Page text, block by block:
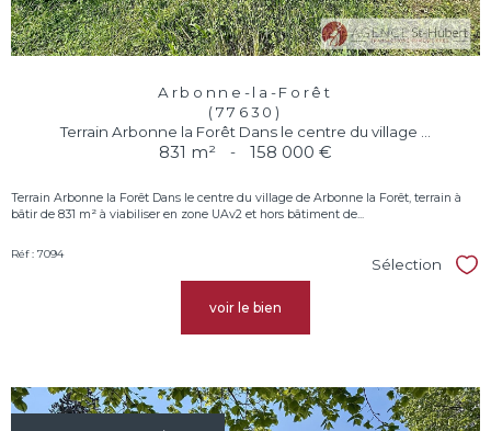
Arbonne-la-Forêt
(77630)
Terrain Arbonne la Forêt Dans le centre du village ...
831 m² - 158 000 €
Terrain Arbonne la Forêt Dans le centre du village de Arbonne la Forêt, terrain à
bâtir de 831 m² à viabiliser en zone UAv2 et hors bâtiment de...
Réf : 7094
Sélection
voir le bien